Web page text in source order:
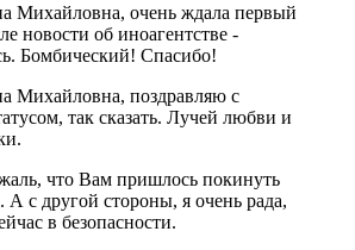
Михайловна, очень ждала первый
новости об иноагентстве -
Бомбический! Спасибо!
Михайловна, поздравляю с
так сказать. Лучей любви и
что Вам пришлось покинуть
А с другой стороны, я очень рада,
в безопасности.